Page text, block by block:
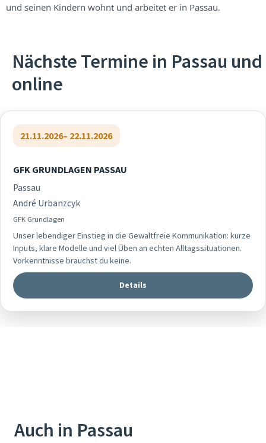
und seinen Kindern wohnt und arbeitet er in Passau.
Nächste Termine in Passau und
online
GFK GRUNDLAGEN PASSAU
21.11.2026– 22.11.2026
Passau
André Urbanzcyk
GFK Grundlagen
Unser lebendiger Einstieg in die Gewaltfreie Kommunikation: kurze
Inputs, klare Modelle und viel Üben an echten Alltagssituationen.
Vorkenntnisse brauchst du keine.
Details
Auch in Passau